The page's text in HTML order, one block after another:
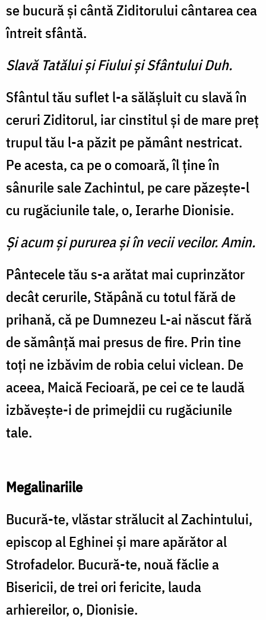
se bucură și cântă Ziditorului cântarea cea
întreit sfântă.
Slavă Tatălui şi Fiului şi Sfântului Duh.
Sfântul tău suflet l-a sălășluit cu slavă în
ceruri Ziditorul, iar cinstitul și de mare preț
trupul tău l-a păzit pe pământ nestricat.
Pe acesta, ca pe o comoară, îl ține în
sânurile sale Zachintul, pe care păzește-l
cu rugăciunile tale, o, Ierarhe Dionisie.
Şi acum şi pururea şi în vecii vecilor. Amin.
Pântecele tău s-a arătat mai cuprinzător
decât cerurile, Stăpână cu totul fără de
prihană, că pe Dumnezeu L-ai născut fără
de sămânță mai presus de fire. Prin tine
toți ne izbăvim de robia celui viclean. De
aceea, Maică Fecioară, pe cei ce te laudă
izbăvește-i de primejdii cu rugăciunile
tale.
Megalinariile
Bucură-te, vlăstar strălucit al Zachintului,
episcop al Eghinei și mare apărător al
Strofadelor. Bucură-te, nouă făclie a
Bisericii, de trei ori fericite, lauda
arhiereilor, o, Dionisie.